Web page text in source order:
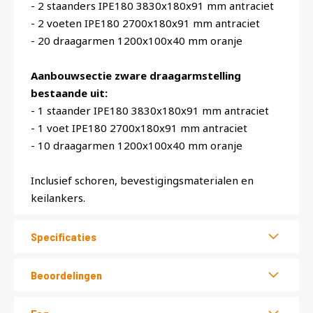
- 2 staanders IPE180 3830x180x91 mm antraciet
- 2 voeten IPE180 2700x180x91 mm antraciet
- 20 draagarmen 1200x100x40 mm oranje
Aanbouwsectie zware draagarmstelling
bestaande uit:
- 1 staander IPE180 3830x180x91 mm antraciet
- 1 voet IPE180 2700x180x91 mm antraciet
- 10 draagarmen 1200x100x40 mm oranje
Inclusief schoren, bevestigingsmaterialen en
keilankers.
Specificaties
Beoordelingen